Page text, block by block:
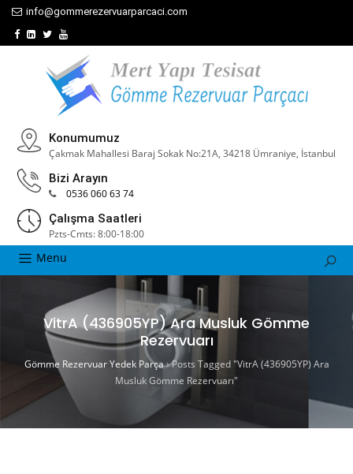
info@gommerezervuarparcaci.com
Konumumuz
Çakmak Mahallesi Baraj Sokak No:21A, 34218 Ümraniye, İstanbul
Bizi Arayın
0536 060 63 74
Çalışma Saatleri
Pzts-Cmts: 8:00-18:00
Menu
VitrA (436905YP) Ara Musluk Gömme
Rezervuarı
Gömme Rezervuar Yedek Parça›Posts Tagged "VitrA (436905YP) Ara
Musluk Gömme Rezervuarı"